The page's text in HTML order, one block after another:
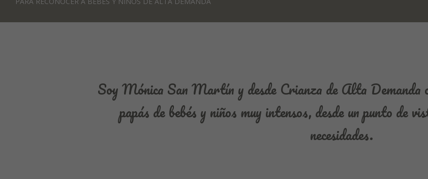
Soy Mónica San Martín y desde Crianza de Alta Demanda
papás de bebés y niños muy intensos, desde un punto de
necesidades.